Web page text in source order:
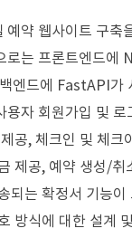
예약 웹사이트 구축
로는 프론트엔드에
엔드에 FastAPI가
용자 회원가입 및 로
공, 체크인 및 체크
제공, 예약 생성/취
되는 확정서 기능이
방식에 대한 설계